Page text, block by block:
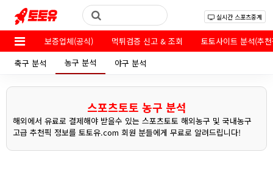
실시간 스포츠중계
보증업체(공식) 먹튀검증 신고 & 조회
토토사이트 분석(추
축구 분석
농구 분석 야구 분석
스포츠토토 농구 분석
해외에서 유료로 결제해야 받을수 있는 스포츠토토 해외농구 및 국내농구
고급 추천픽 정보를 토토유.com 회원 분들에게 무료로 알려드립니다!